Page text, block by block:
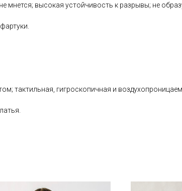
мнется; высокая устойчивость к разрывы; не
тактильная, гигроскопичная и